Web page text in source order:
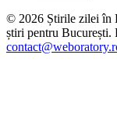
© 2026 Știrile zilei în
știri pentru București.